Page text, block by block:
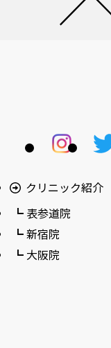
クリニック紹介
┗ 表参道院
┗ 新宿院
┗ 大阪院